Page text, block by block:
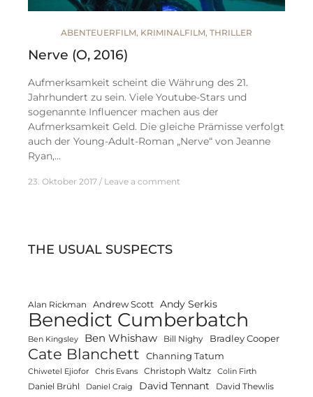
ABENTEUERFILM, KRIMINALFILM, THRILLER
Nerve (O, 2016)
Aufmerksamkeit scheint die Währung des 21.
Jahrhundert zu sein. Viele Youtube-Stars und
sogenannte Influencer machen aus der
Aufmerksamkeit Geld. Die gleiche Prämisse verfolgt
auch der Young-Adult-Roman „Nerve“ von Jeanne
Ryan,…
23. Oktober 2017 Leave a comment
THE USUAL SUSPECTS
Alan Rickman Andrew Scott Andy Serkis
Benedict Cumberbatch
Ben Kingsley Ben Whishaw Bill Nighy Bradley Cooper
Cate Blanchett Channing Tatum
Chiwetel Ejiofor Chris Evans Christoph Waltz Colin Firth
Daniel Brühl Daniel Craig David Tennant David Thewlis